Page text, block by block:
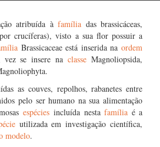
atribuída à família das brassicáceas,
crucíferas), visto a sua flor possuir a
Brassicaceae está inserida naordem
vez se insere naclasseMagnoliopsida,
as couves, repolhos, rabanetes entre
pelo ser humano na sua alimentação
espéciesincluída nesta família é a
utilizada em investigação científica,
modelo.